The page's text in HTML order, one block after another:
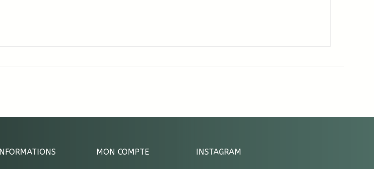
MON COMPTE INSTAGRAM